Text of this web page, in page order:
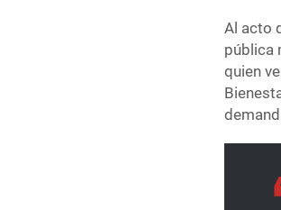
Al acto
pública
quien